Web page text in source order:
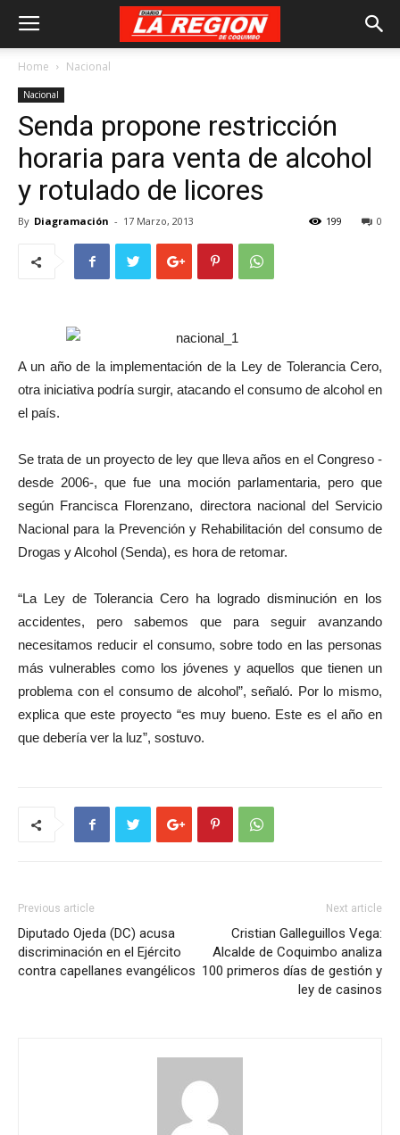
Home Nacional
Nacional
Senda propone restricción
horaria para venta de alcohol
y rotulado de licores
By Diagramación - 17 Marzo, 2013 0
199
A un año de la implementación de la Ley de Tolerancia Cero,
otra iniciativa podría surgir, atacando el consumo de alcohol en
el país.
Se trata de un proyecto de ley que lleva años en el Congreso -
desde 2006-, que fue una moción parlamentaria, pero que
según Francisca Florenzano, directora nacional del Servicio
Nacional para la Prevención y Rehabilitación del consumo de
Drogas y Alcohol (Senda), es hora de retomar.
“La Ley de Tolerancia Cero ha logrado disminución en los
accidentes, pero sabemos que para seguir avanzando
necesitamos reducir el consumo, sobre todo en las personas
más vulnerables como los jóvenes y aquellos que tienen un
problema con el consumo de alcohol”, señaló. Por lo mismo,
explica que este proyecto “es muy bueno. Este es el año en
que debería ver la luz”, sostuvo.
Previous article
Diputado Ojeda (DC) acusa
discriminación en el Ejército
contra capellanes evangélicos
Next article
Cristian Galleguillos Vega:
Alcalde de Coquimbo analiza
100 primeros días de gestión y
ley de casinos